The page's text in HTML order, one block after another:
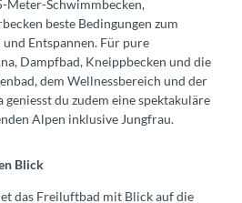
Meter-Schwimmbecken,
beste Bedingungen zum
Entspannen. Für pure
Dampfbad, Kneippbecken und die
dem Wellnessbereich und der
du zudem eine spektakuläre
Alpen inklusive Jungfrau.
Blick
das Freiluftbad mit Blick auf die